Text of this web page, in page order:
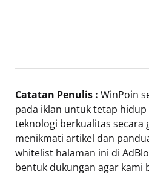
Catatan Penulis : WinPoin
pada iklan untuk tetap
teknologi berkualitas
menikmati artikel dan
whitelist halaman ini di
bentuk dukungan agar kami